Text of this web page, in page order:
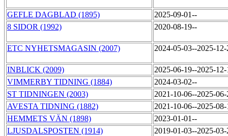
GEFLE DAGBLAD (1895)
2025-09-01--
8 SIDOR (1992)
2020-08-19--
ETC NYHETSMAGASIN (2007) 2024-05-03--2025-
INBLICK (2009)
2025-06-19--2025-
VIMMERBY TIDNING (1884)
2024-03-02--
ST TIDNINGEN (2003)
2021-10-06--2025-
AVESTA TIDNING (1882)
2021-10-06--2025-
HEMMETS VÄN (1898)
2023-01-01--
LJUSDALSPOSTEN (1914)
2019-01-03--2025-